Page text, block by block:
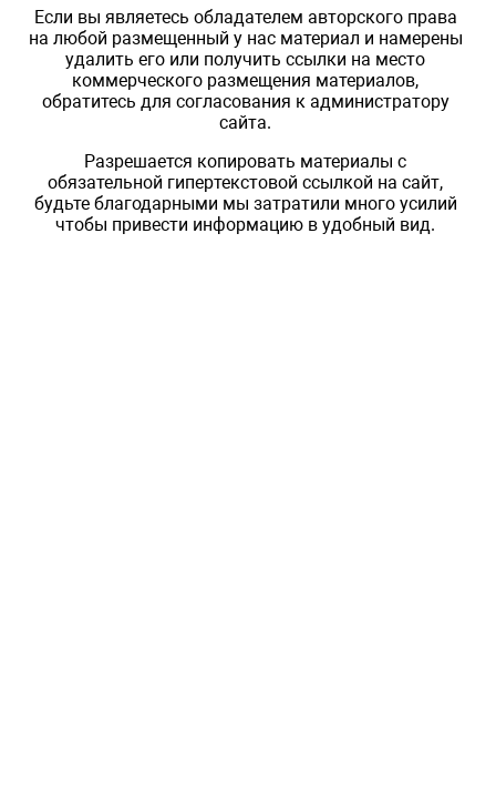
Если вы являетесь обладателем авторского права
на любой размещенный у нас материал и намерены
удалить его или получить ссылки на место
коммерческого размещения материалов,
обратитесь для согласования к администратору
сайта.
Разрешается копировать материалы с
обязательной гипертекстовой ссылкой на сайт,
будьте благодарными мы затратили много усилий
чтобы привести информацию в удобный вид.